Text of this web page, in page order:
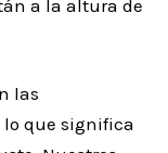
a la altura de
las
que significa